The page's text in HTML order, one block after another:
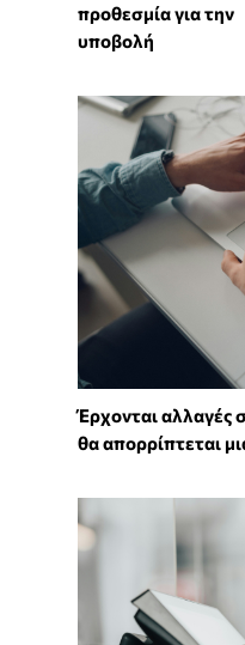
προθεσμία για την
υποβολή
Έρχονται αλλαγές
θα απορρίπτεται